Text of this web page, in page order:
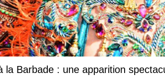
la Barbade : une apparition